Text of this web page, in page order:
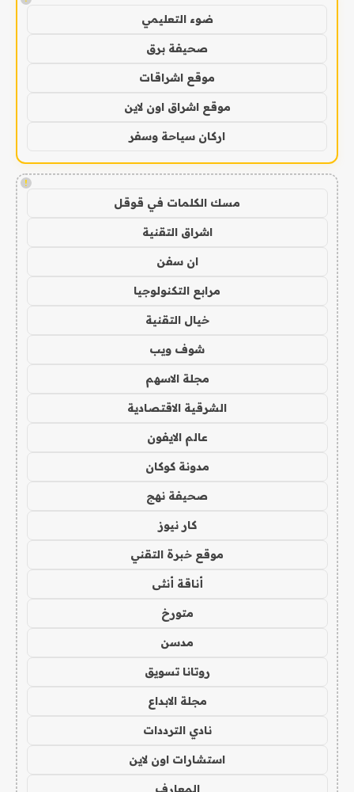
ضوء التعليمي
صحيفة برق
موقع اشراقات
موقع اشراق اون لاين
اركان سياحة وسفر
!
مسك الكلمات في قوقل
اشراق التقنية
ان سفن
مرابع التكنولوجيا
خيال التقنية
شوف ويب
مجلة الاسهم
الشرقية الاقتصادية
عالم الايفون
مدونة كوكان
صحيفة نهج
كار نيوز
موقع خبرة التقني
أناقة أنثى
متورخ
مدسن
روتانا تسويق
مجلة الابداع
نادي الترددات
استشارات اون لاين
المعارف